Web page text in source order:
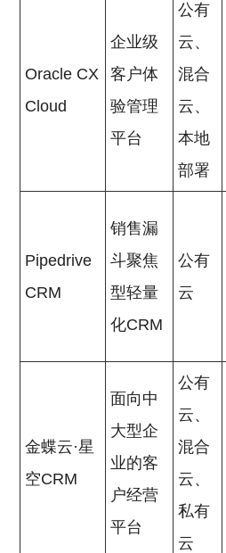
Oracle CX
Cloud
企业级
客户体
验管理
平台
公有
云、
混合
云、
本地
部署
Pipedrive
CRM
销售漏
斗聚焦
型轻量
化CRM
公有
云
金蝶云·星
空CRM
面向中
大型企
业的客
户经营
平台
公有
云、
混合
云、
私有
云